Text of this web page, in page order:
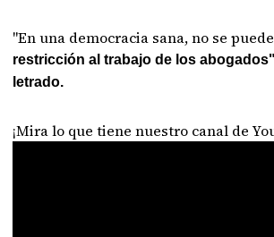
"En una democracia sana, no se
restricción al trabajo de los
letrado.
¡Mira lo que tiene nuestro canal de